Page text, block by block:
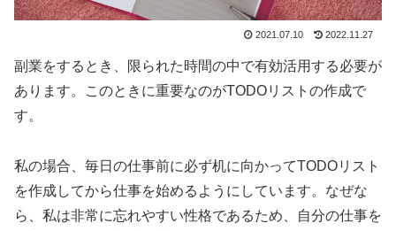
2021.07.10 2022.11.27
副業をするとき、限られた時間の中で有効活用する必要が
あります。このときに重要なのがTODOリストの作成で
す。
私の場合、毎日の仕事前に必ず机に向かってTODOリスト
を作成してから仕事を始めるようにしています。なぜな
ら、私は非常に忘れやすい性格であるため、自分の仕事を